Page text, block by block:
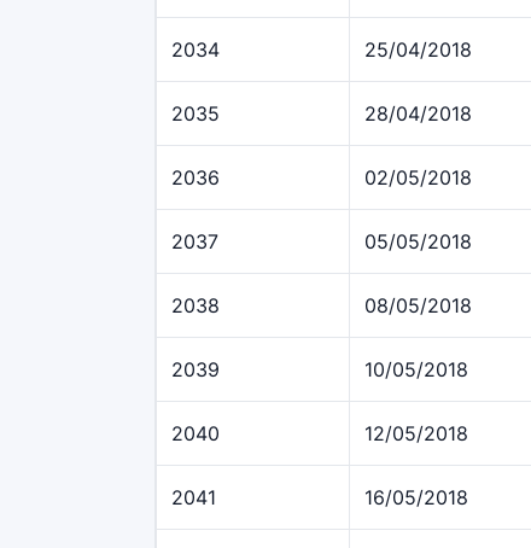
2034 25/04/2018
2035 28/04/2018
2036 02/05/2018
2037 05/05/2018
2038 08/05/2018
2039 10/05/2018
2040 12/05/2018
2041 16/05/2018